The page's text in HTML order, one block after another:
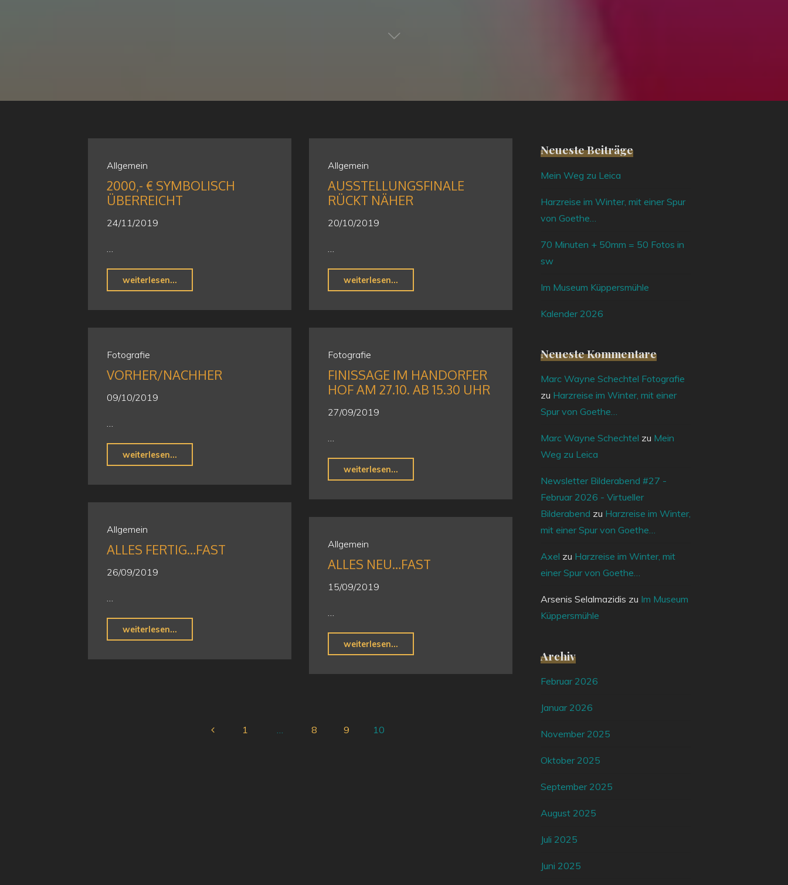
Allgemein
2000,- € SYMBOLISCH
ÜBERREICHT
24/11/2019
…
weiterlesen...
symbolisch
überreicht"
Allgemein
AUSSTELLUNGSFINALE
RÜCKT NÄHER
20/10/2019
…
weiterlesen...
näher"
Fotografie
VORHER/NACHHER
09/10/2019
…
weiterlesen...
Fotografie
FINISSAGE IM HANDORFER
HOF AM 27.10. AB 15.30 UHR
27/09/2019
…
weiterlesen...
Handorfer
Hof
ab
Allgemein
ALLES FERTIG…FAST
26/09/2019
…
weiterlesen...
fast"
Allgemein
ALLES NEU…FAST
15/09/2019
…
weiterlesen...
fast"
1 8 9 10
Neueste Beiträge
Mein Weg zu Leica
Harzreise im Winter, mit einer Spur
von Goethe…
70 Minuten + 50mm = 50 Fotos in
sw
Im Museum Küppersmühle
Kalender 2026
Neueste Kommentare
Marc Wayne Schechtel Fotografie
zu Harzreise im Winter, mit einer
Spur von Goethe…
Marc Wayne Schechtel zu Mein
Weg zu Leica
Newsletter Bilderabend #27 -
Februar 2026 - Virtueller
Bilderabend zu Harzreise im Winter,
mit einer Spur von Goethe…
Axel zu Harzreise im Winter, mit
einer Spur von Goethe…
Arsenis Selalmazidis zu Im Museum
Küppersmühle
Archiv
Februar 2026
Januar 2026
November 2025
Oktober 2025
September 2025
August 2025
Juli 2025
Juni 2025